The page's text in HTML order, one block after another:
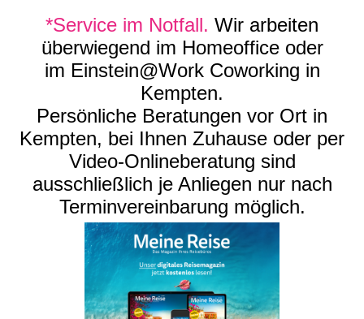
*Service im Notfall. Wir arbeiten
überwiegend im Homeoffice oder
im Einstein@Work Coworking in
Kempten.
Persönliche Beratungen vor Ort in
Kempten, bei Ihnen Zuhause oder per
Video-Onlineberatung sind
ausschließlich je Anliegen nur nach
Terminvereinbarung möglich.